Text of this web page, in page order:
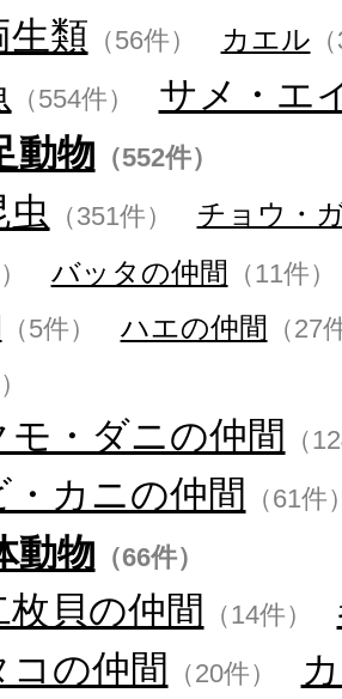
生類 （56件） カエル
（554件）
サメ・エ
動物 （552件）
虫 （351件） チョウ・
バッタの仲間 （11件）
（5件） ハエの仲間
（27
モ・ダニの仲間 （
・カニの仲間 （61件
動物 （66件）
枚貝の仲間 （14件）
コの仲間
（20件）